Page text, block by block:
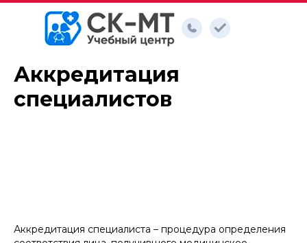
→ Аккредитация специалистов
Аккредитация
специалистов
Аккредитация специалиста – процедура определения